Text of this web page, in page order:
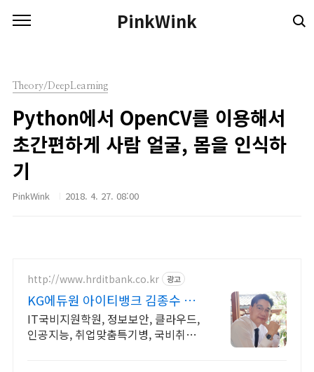
PinkWink
Theory/DeepLearning
Python에서 OpenCV를 이용해서
초간편하게 사람 얼굴, 몸을 인식하
기
PinkWink 2018. 4. 27. 08:00
http://www.hrditbank.co.kr 광고
KG에듀원 아이티뱅크 김종수 27
년경력전문가 IT취업상담
IT국비지원학원, 정보보안, 클라우드,
인공지능, 취업맞춤특기병, 국비취업